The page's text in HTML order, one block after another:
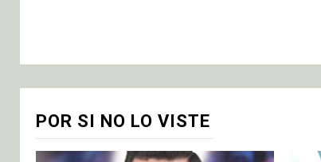
POR SI NO LO VISTE